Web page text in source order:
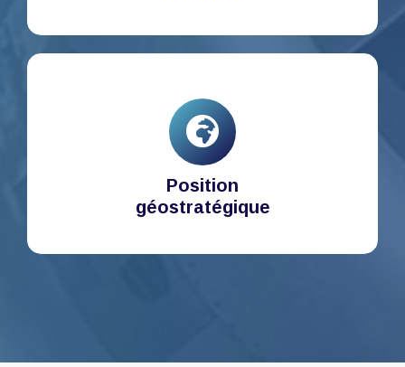
Position
géostratégique